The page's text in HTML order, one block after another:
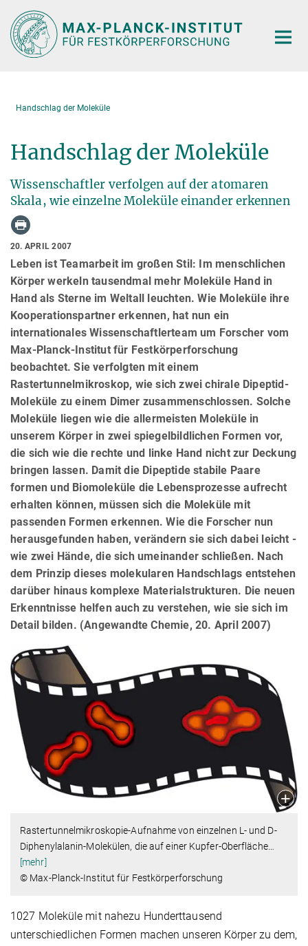
Hauptinhalt
Handschlag der Moleküle
Handschlag der Moleküle
Wissenschaftler verfolgen auf der atomaren
Skala, wie einzelne Moleküle einander erkennen
20. APRIL 2007
Leben ist Teamarbeit im großen Stil: Im menschlichen
Körper werkeln tausendmal mehr Moleküle Hand in
Hand als Sterne im Weltall leuchten. Wie Moleküle ihre
Kooperationspartner erkennen, hat nun ein
internationales Wissenschaftlerteam um Forscher vom
Max-Planck-Institut für Festkörperforschung
beobachtet. Sie verfolgten mit einem
Rastertunnelmikroskop, wie sich zwei chirale Dipeptid-
Moleküle zu einem Dimer zusammenschlossen. Solche
Moleküle liegen wie die allermeisten Moleküle in
unserem Körper in zwei spiegelbildlichen Formen vor,
die sich wie die rechte und linke Hand nicht zur Deckung
bringen lassen. Damit die Dipeptide stabile Paare
formen und Biomoleküle die Lebensprozesse aufrecht
erhalten können, müssen sich die Moleküle mit
passenden Formen erkennen. Wie die Forscher nun
herausgefunden haben, verändern sie sich dabei leicht -
wie zwei Hände, die sich umeinander schließen. Nach
dem Prinzip dieses molekularen Handschlags entstehen
darüber hinaus komplexe Materialstrukturen. Die neuen
Erkenntnisse helfen auch zu verstehen, wie sie sich im
Detail bilden. (Angewandte Chemie, 20. April 2007)
Rastertunnelmikroskopie-Aufnahme von einzelnen L- und D-
Diphenylalanin-Molekülen, die auf einer Kupfer-Oberfläche…
[mehr]
© Max-Planck-Institut für Festkörperforschung
1027 Moleküle mit nahezu Hunderttausend
unterschiedlichen Formen machen unseren Körper zu dem,